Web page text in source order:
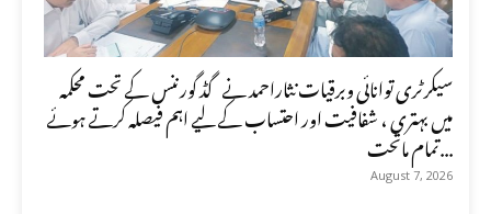
سیکرٹری توانائی وبرقیات نثاراحمد نے گڈ گورننس کے تحت محکمہ
میں بہتری ، شفافیت اور احتساب کے لیے اہم فیصلہ کرتے ہوئے
تمام ماتحت...
August 7, 2026